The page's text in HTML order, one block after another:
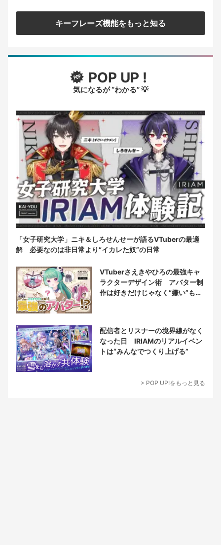
キーフレーズ機能をもっと知る
POP UP !
気になるが “わかる” 💡
「女子研究大学」ニキ＆しろせんせーが語るVTuberの最適
解 必要なのは非日常より“イカレた奴”の日常
VTuberさえきやひろの最強キャ
ラクターデザイン術 アバター制
作は好きだけじゃなく“嫌い”もブ
配信者とリスナーの境界線がなく
なった日 IRIAMのリアルイベン
トは“みんなでつくり上げる”
> POP UP!をもっと見る